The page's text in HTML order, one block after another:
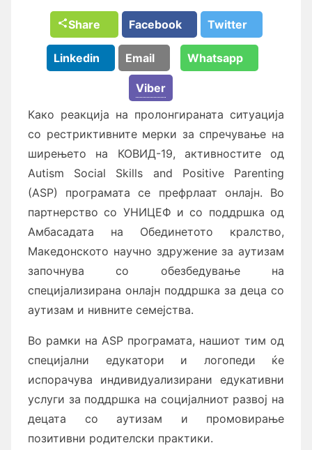
Share Facebook Twitter
Linkedin Email Whatsapp
Viber
Како реакција на пролонгираната ситуација
со рестриктивните мерки за спречување на
ширењето на КОВИД-19, активностите од
Autism Social Skills and Positive Parenting
(ASP) програмата се префрлаат онлајн. Во
партнерство со УНИЦЕФ и со поддршка од
Амбасадата на Обединетото кралство,
Македонското научно здружение за аутизам
започнува со обезбедување на
специјализирана онлајн поддршка за деца со
аутизам и нивните семејства.
Во рамки на ASP програмата, нашиот тим од
специјални едукатори и логопеди ќе
испорачува индивидуализирани едукативни
услуги за поддршка на социјалниот развој на
децата со аутизам и промовирање
позитивни родителски практики.